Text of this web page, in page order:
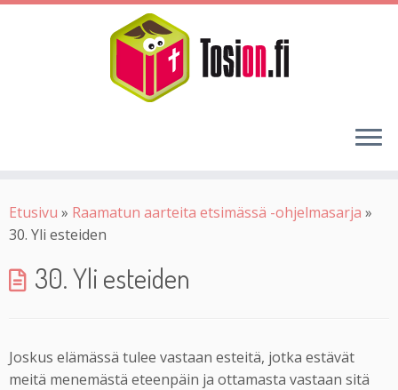
Etusivu » Raamatun aarteita etsimässä -ohjelmasarja »
30. Yli esteiden
30. Yli esteiden
Joskus elämässä tulee vastaan esteitä, jotka estävät
meitä menemästä eteenpäin ja ottamasta vastaan sitä